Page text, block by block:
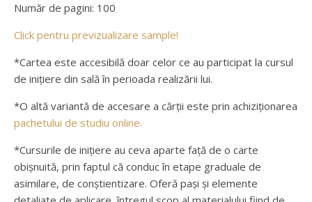
Număr de pagini: 100
Click pentru previzualizare sample!
*Cartea este accesibilă doar celor ce au participat la cursul
de inițiere din sală în perioada realizării lui.
*O altă variantă de accesare a cărții este prin achiziționarea
pachetului de studiu online.
*Cursurile de inițiere au ceva aparte față de o carte
obișnuită, prin faptul că conduc în etape graduale de
asimilare, de conștientizare. Oferă pași și elemente